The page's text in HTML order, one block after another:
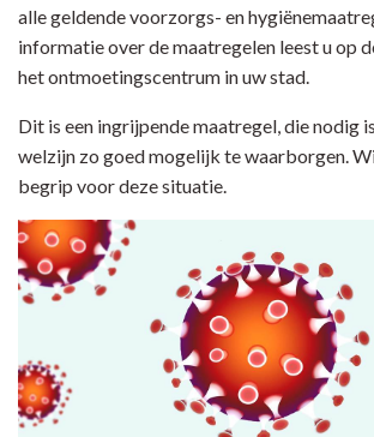
alle geldende voorzorgs- en
informatie over de maatregelen leest u op
het ontmoetingscentrum in uw stad.
Dit is een ingrijpende maatregel, die nodig
welzijn zo goed mogelijk te waarborgen.
begrip voor deze situatie.